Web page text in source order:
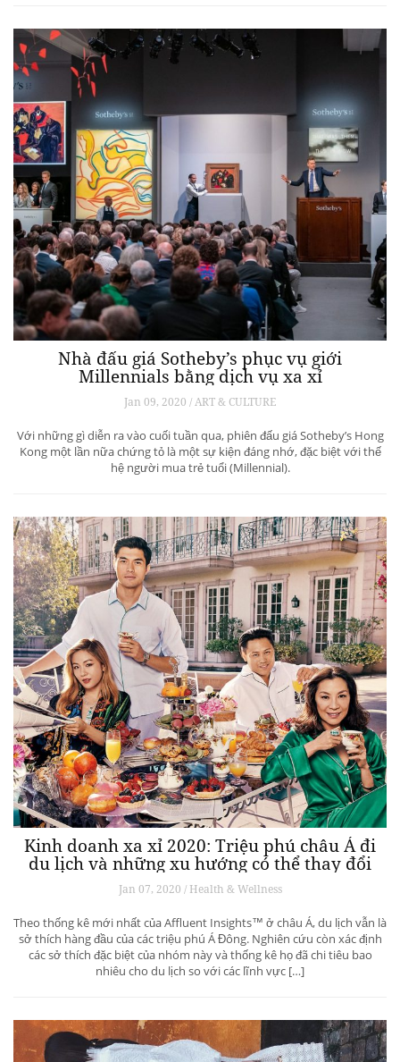
Nhà đấu giá Sotheby’s phục vụ giới
Millennials bằng dịch vụ xa xỉ
Jan 09, 2020 / ART & CULTURE
Với những gì diễn ra vào cuối tuần qua, phiên đấu giá Sotheby’s Hong
Kong một lần nữa chứng tỏ là một sự kiện đáng nhớ, đặc biệt với thế
hệ người mua trẻ tuổi (Millennial).
Kinh doanh xa xỉ 2020: Triệu phú châu Á đi
du lịch và những xu hướng có thể thay đổi
ngành du lịch thượng lưu
Jan 07, 2020 / Health & Wellness
Theo thống kê mới nhất của Affluent Insights™ ở châu Á, du lịch vẫn là
sở thích hàng đầu của các triệu phú Á Đông. Nghiên cứu còn xác định
các sở thích đặc biệt của nhóm này và thống kê họ đã chi tiêu bao
nhiêu cho du lịch so với các lĩnh vực […]